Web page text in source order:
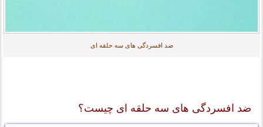
ضد افسردگی های سه حلقه ای
ضد افسردگی های سه حلقه ای چیست؟